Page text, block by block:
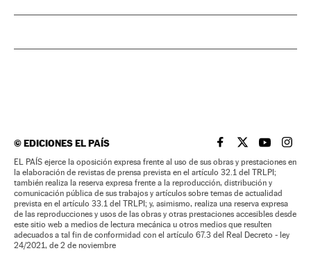
©EDICIONES EL PAÍS EL PAÍS BRASIL EN
EL PAÍSEL PAÍS
EL
EL PAÍS ejerce la oposición expresa frente al uso de sus obras y prestaciones en
la elaboración de revistas de prensa prevista en el artículo 32.1 del TRLPI;
también realiza la reserva expresa frente a la reproducción, distribución y
comunicación pública de sus trabajos y artículos sobre temas de actualidad
prevista en el artículo 33.1 del TRLPI; y, asimismo, realiza una reserva expresa
de las reproducciones y usos de las obras y otras prestaciones accesibles desde
este sitio web a medios de lectura mecánica u otros medios que resulten
adecuados a tal fin de conformidad con el artículo 67.3 del Real Decreto - ley
24/2021, de 2 de noviembre